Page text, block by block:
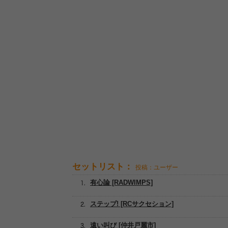
セットリスト： 投稿：ユーザー
遠い叫び [仲井戸麗市]
ステップ! [RCサクセション]
有心論 [RADWIMPS]